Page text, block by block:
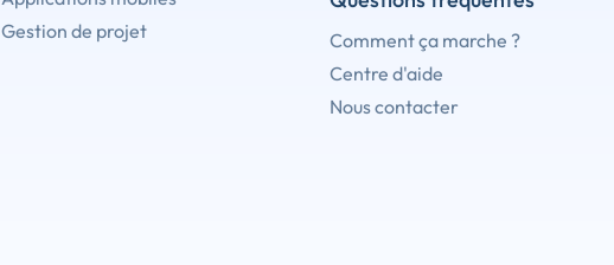
Gestion de projet
Comment ça marche ?
Centre d'aide
Nous contacter